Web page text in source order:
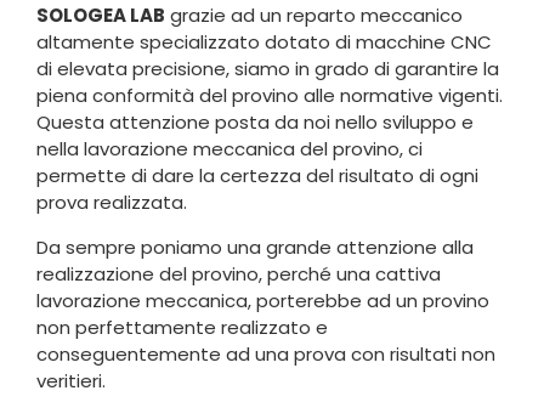
SOLOGEA LAB grazie ad un reparto meccanico
altamente specializzato dotato di macchine CNC
di elevata precisione, siamo in grado di garantire la
piena conformità del provino alle normative vigenti.
Questa attenzione posta da noi nello sviluppo e
nella lavorazione meccanica del provino, ci
permette di dare la certezza del risultato di ogni
prova realizzata.
Da sempre poniamo una grande attenzione alla
realizzazione del provino, perché una cattiva
lavorazione meccanica, porterebbe ad un provino
non perfettamente realizzato e
conseguentemente ad una prova con risultati non
veritieri.